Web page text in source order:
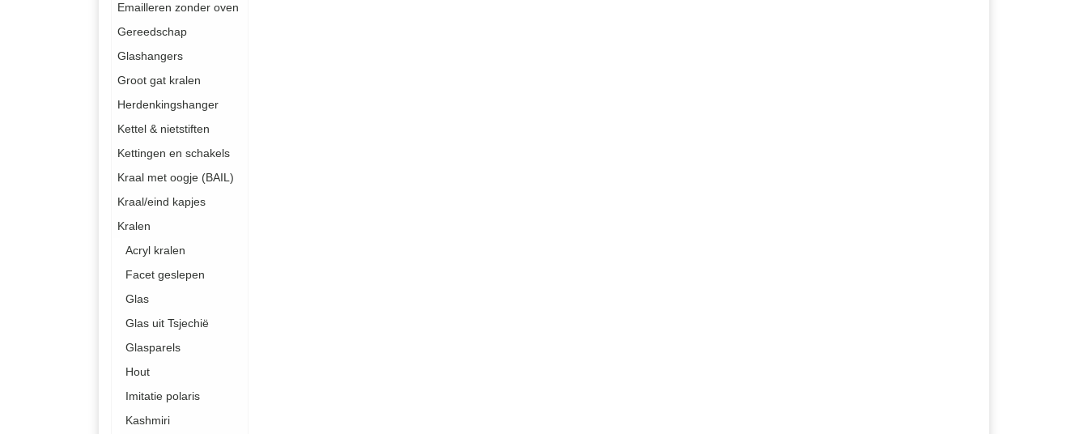
Emailleren zonder oven
Gereedschap
Glashangers
Groot gat kralen
Herdenkingshanger
Kettel & nietstiften
Kettingen en schakels
Kraal met oogje (BAIL)
Kraal/eind kapjes
Kralen
Acryl kralen
Facet geslepen
Glas
Glas uit Tsjechië
Glasparels
Hout
Imitatie polaris
Kashmiri